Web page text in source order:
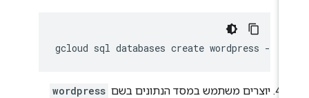
יוצרים משתמש במסד הנתונים בשם wordpress